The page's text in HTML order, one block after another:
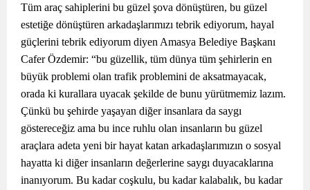
Tüm araç sahiplerini bu güzel şova dönüştüren, bu güzel
estetiğe dönüştüren arkadaşlarımızı tebrik ediyorum, hayal
güçlerini tebrik ediyorum diyen Amasya Belediye Başkanı
Cafer Özdemir: “bu güzellik, tüm dünya tüm şehirlerin en
büyük problemi olan trafik problemini de aksatmayacak,
orada ki kurallara uyacak şekilde de bunu yürütmemiz lazım.
Çünkü bu şehirde yaşayan diğer insanlara da saygı
göstereceğiz ama bu ince ruhlu olan insanların bu güzel
araçlara adeta yeni bir hayat katan arkadaşlarımızın o sosyal
hayatta ki diğer insanların değerlerine saygı duyacaklarına
inanıyorum. Bu kadar coşkulu, bu kadar kalabalık, bu kadar